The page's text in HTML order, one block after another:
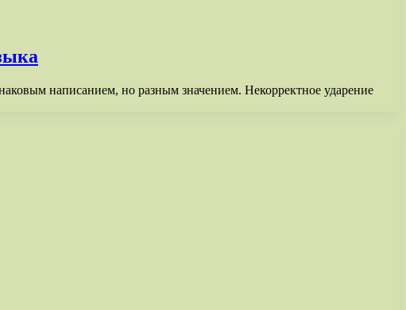
написанием, но разным значением. Некорректное ударение